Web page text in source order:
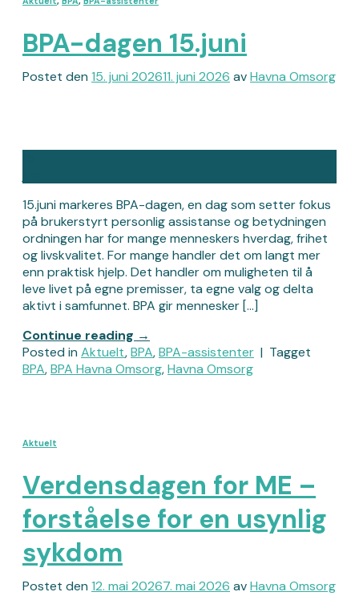
BPA-dagen 15.juni
Postet den 15. juni 202611. juni 2026 avHavna Omsorg
15.juni markeres BPA-dagen, en dag som setter fokus
på brukerstyrt personlig assistanse og betydningen
ordningen har for mange menneskers hverdag, frihet
og livskvalitet. For mange handler det om langt mer
enn praktisk hjelp. Det handler om muligheten til å
leve livet på egne premisser, ta egne valg og delta
aktivt i samfunnet. BPA gir mennesker […]
Continue reading →
Posted in Aktuelt,BPA,BPA-assistenter | Tagget
BPA,BPA Havna Omsorg,Havna Omsorg
Aktuelt
Verdensdagen for ME –
forståelse for en usynlig
sykdom
Postet den 12. mai 20267. mai 2026 avHavna Omsorg